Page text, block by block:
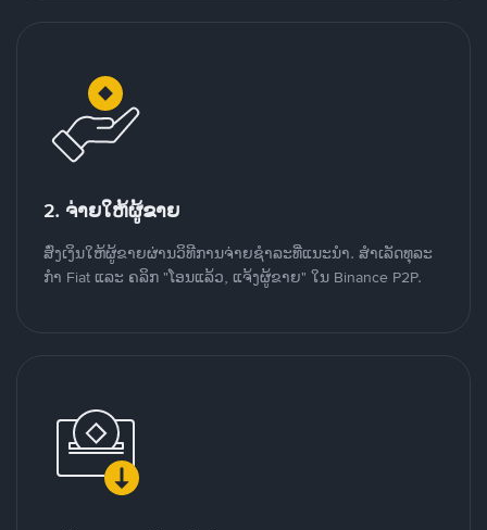
2. ຈ່າຍໃຫ້ຜູ້ຂາຍ
ສົ່ງເງິນໃຫ້ຜູ້ຂາຍຜ່ານວິທີການຈ່າຍຊຳລະທີ່ແນະນໍາ. ສໍາເລັດທຸລະ
ກໍາ Fiat ແລະ ຄລິກ "ໂອນແລ້ວ, ແຈ້ງຜູ້ຂາຍ" ໃນ Binance P2P.